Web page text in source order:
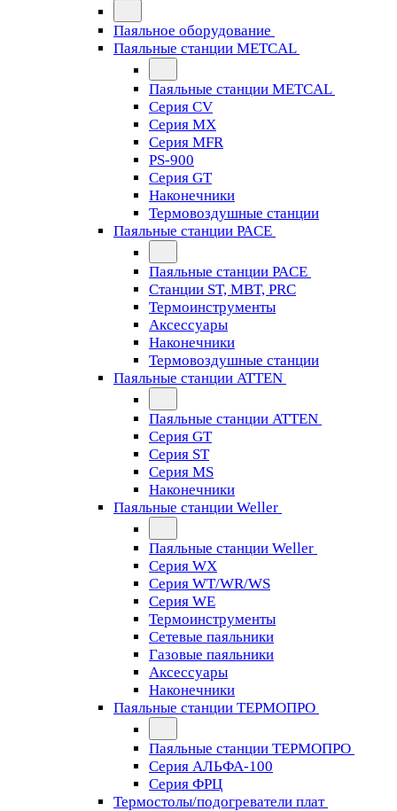
Паяльное оборудование
Паяльные станции METCAL
Паяльные станции METCAL
Серия CV
Серия MX
Серия MFR
PS-900
Серия GT
Наконечники
Термовоздушные станции
Паяльные станции PACE
Паяльные станции PACE
Станции ST, MBT, PRC
Термоинструменты
Аксессуары
Наконечники
Термовоздушные станции
Паяльные станции ATTEN
Паяльные станции ATTEN
Серия GT
Серия ST
Серия MS
Наконечники
Паяльные станции Weller
Паяльные станции Weller
Серия WX
Серия WT/WR/WS
Серия WE
Термоинструменты
Сетевые паяльники
Газовые паяльники
Аксессуары
Наконечники
Паяльные станции ТЕРМОПРО
Паяльные станции ТЕРМОПРО
Серия АЛЬФА-100
Серия ФРЦ
Термостолы/подогреватели плат